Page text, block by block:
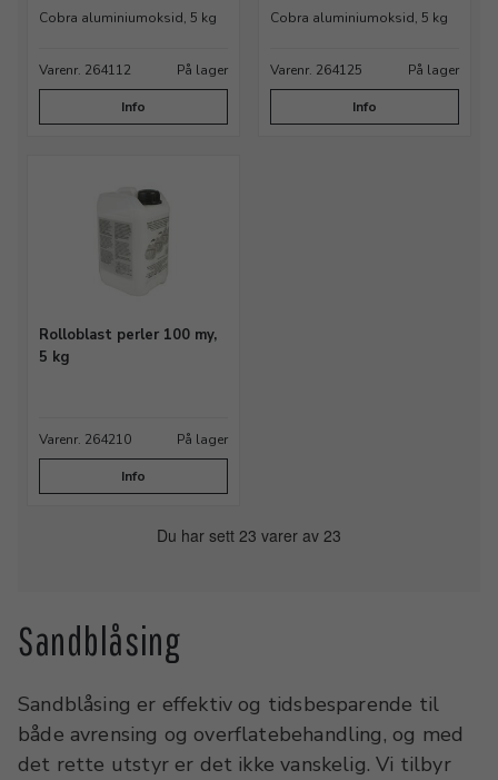
Cobra aluminiumoksid, 5 kg
Varenr. 264112 På lager
Info
Cobra aluminiumoksid, 5 kg
Varenr. 264125 På lager
Info
Rolloblast perler 100 my,
5 kg
Varenr. 264210 På lager
Info
Du har sett 23 varer av 23
Sandblåsing
Sandblåsing er effektiv og tidsbesparende til
både avrensing og overflatebehandling, og med
det rette utstyr er det ikke vanskelig. Vi tilbyr